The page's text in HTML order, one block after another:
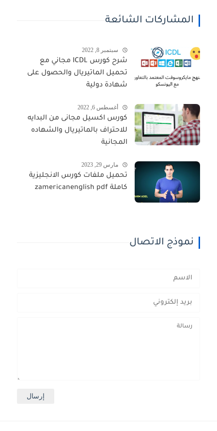
المشاركات الشائعة
سبتمبر 8, 2022
شرح كورس ICDL مجاني مع
تحميل الماتيريال والحصول على
شهادة دولية
أغسطس 6, 2022
كورس اكسيل مجانى من البدايه
للاحتراف بالماتيريال والشهاده
المجانية
مارس 29, 2023
تحميل ملفات كورس الانجليزية
كاملة zamericanenglish pdf
نموذج الاتصال